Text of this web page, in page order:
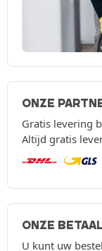
ONZE
Gratis levering
Altijd gratis
ONZE
U kunt uw